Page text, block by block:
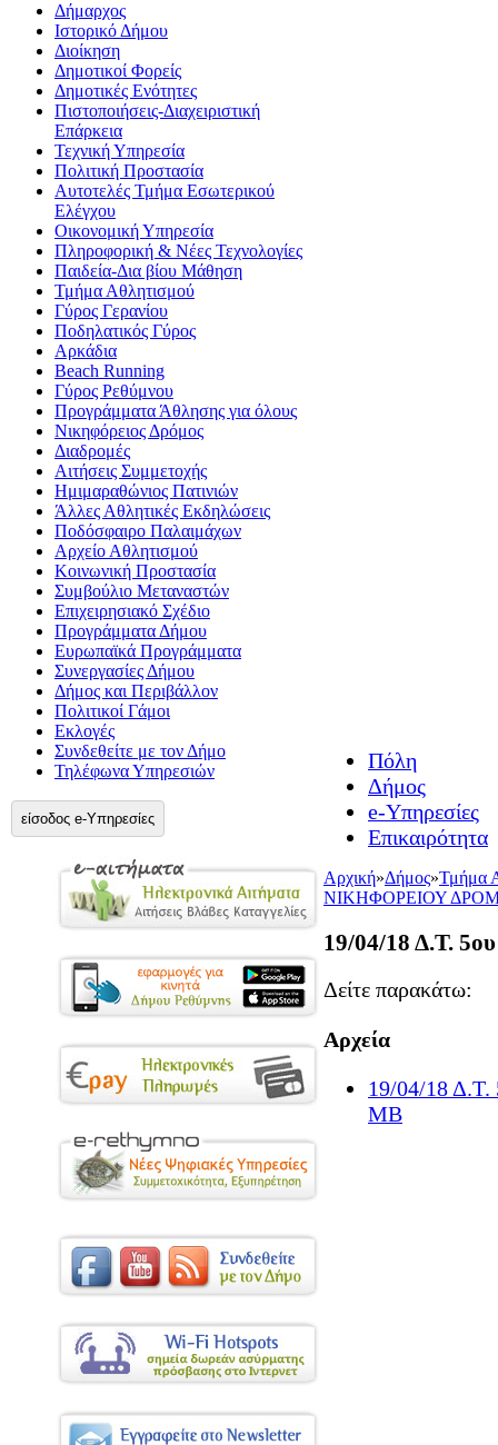
Δήμαρχος
Ιστορικό Δήμου
Διοίκηση
Δημοτικοί Φορείς
Δημοτικές Ενότητες
Πιστοποιήσεις-Διαχειριστική
Επάρκεια
Τεχνική Υπηρεσία
Πολιτική Προστασία
Αυτοτελές Τμήμα Εσωτερικού
Ελέγχου
Οικονομική Υπηρεσία
Πληροφορική & Νέες Τεχνολογίες
Παιδεία-Δια βίου Μάθηση
Τμήμα Αθλητισμού
Γύρος Γερανίου
Ποδηλατικός Γύρος
Αρκάδια
Beach Running
Γύρος Ρεθύμνου
Προγράμματα Άθλησης για όλους
Νικηφόρειος Δρόμος
Διαδρομές
Αιτήσεις Συμμετοχής
Ημιμαραθώνιος Πατινιών
Άλλες Αθλητικές Εκδηλώσεις
Ποδόσφαιρο Παλαιμάχων
Αρχείο Αθλητισμού
Κοινωνική Προστασία
Συμβούλιο Μεταναστών
Επιχειρησιακό Σχέδιο
Προγράμματα Δήμου
Ευρωπαϊκά Προγράμματα
Συνεργασίες Δήμου
Δήμος και Περιβάλλον
Πολιτικοί Γάμοι
Εκλογές
Συνδεθείτε με τον Δήμο
Τηλέφωνα Υπηρεσιών
είσοδος e-Υπηρεσίες
Πόλη
Δήμος
e-Υπηρεσίες
Επικαιρότητα
Αρχική»Δήμος»Τμήμα
ΝΙΚΗΦΟΡΕΙΟΥ
19/04/18 Δ.Τ.
Δείτε παρακάτω:
Αρχεία
19/04/18
MB